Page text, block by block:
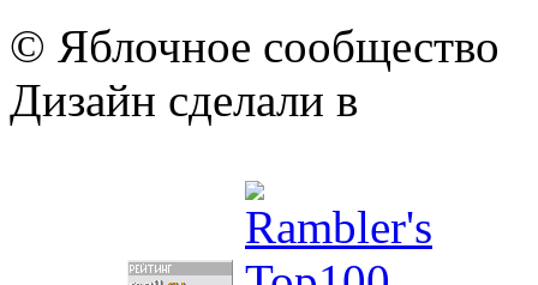
© Яблочное сообщество
Дизайн сделали в